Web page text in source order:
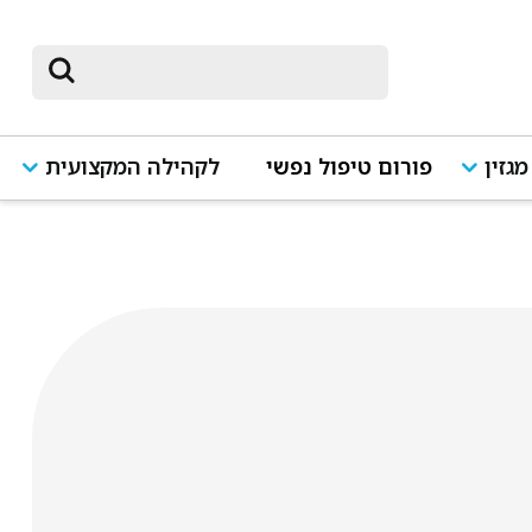
מגזין פורום טיפול נפשי לקהילה המקצועית